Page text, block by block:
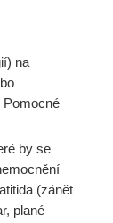
na
Pomocné
by se
(zánět
plané